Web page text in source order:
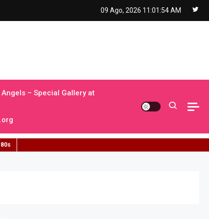
09 Ago, 2026 11:01:55 AM
Angels – Special Gallery at